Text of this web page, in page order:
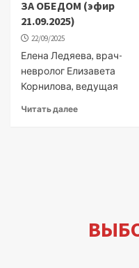
ЗА ОБЕДОМ (эфир
21.09.2025)
22/09/2025
Елена Ледяева, врач-
невролог Елизавета
Корнилова, ведущая
Читать далее